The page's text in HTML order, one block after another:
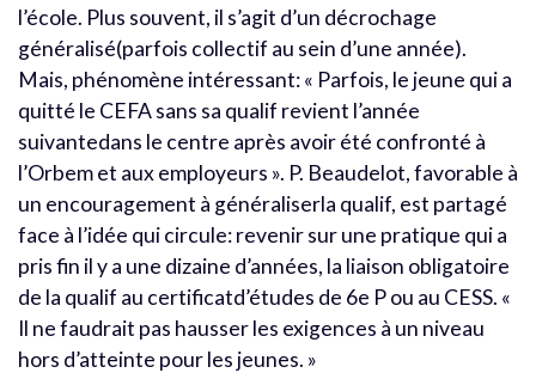
l’école. Plus souvent, il s’agit d’un décrochage
généralisé(parfois collectif au sein d’une année).
Mais, phénomène intéressant: « Parfois, le jeune qui a
quitté le CEFA sans sa qualif revient l’année
suivantedans le centre après avoir été confronté à
l’Orbem et aux employeurs ». P. Beaudelot, favorable à
un encouragement à généraliserla qualif, est partagé
face à l’idée qui circule: revenir sur une pratique qui a
pris fin il y a une dizaine d’années, la liaison obligatoire
de la qualif au certificatd’études de 6e P ou au CESS. «
Il ne faudrait pas hausser les exigences à un niveau
hors d’atteinte pour les jeunes. »